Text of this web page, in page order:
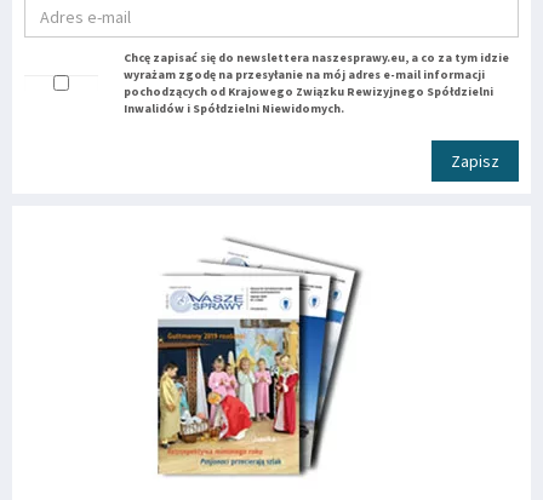
Chcę zapisać się do newslettera naszesprawy.eu, a co za tym idzie
wyrażam zgodę na przesyłanie na mój adres e-mail informacji
pochodzących od Krajowego Związku Rewizyjnego Spółdzielni
Inwalidów i Spółdzielni Niewidomych.
Zapisz